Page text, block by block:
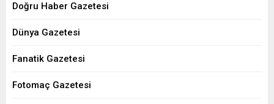
Doğru Haber Gazetesi
Dünya Gazetesi
Fanatik Gazetesi
Fotomaç Gazetesi